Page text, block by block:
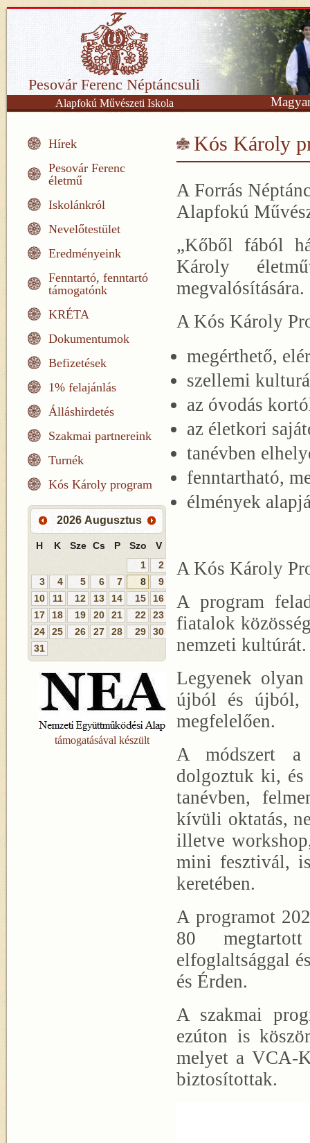
Pesovár Ferenc Néptáncsuli
Alapfokú Művészeti Iskola
Hírek
Pesovár Ferenc
életmű
Iskolánkról
Nevelőtestület
Eredményeink
Fenntartó, fenntartó
támogatónk
KRÉTA
Dokumentumok
Befizetések
1% felajánlás
Álláshirdetés
Szakmai partnereink
Turnék
Kós Károly program
2026 Augusztus
H K Sze Cs P Szo
V
1
2
3
4 5 6 7 8
9
10
11 12 13 14 15
16
17
18 19 20 21 22
23
24
25 26 27 28 29
30
31
támogatásával készült
Kós Károly
A Forrás
Alapfokú
„Kőből fából
Károly
megvalósítására.
A Kós Károly
megérthető,
szellemi
az óvodás
az életkori
tanévben
fenntartható,
élmények
A Kós Károly
A program
fiatalok
nemzeti kultúrát.
Legyenek
újból és újból,
megfelelően.
A módszert a
dolgoztuk ki, és
tanévben,
kívüli oktatás,
illetve
mini fesztivál,
keretében.
A programot
80
elfoglaltsággal
és Érden.
A szakmai
ezúton is
melyet a VCA-
biztosítottak.